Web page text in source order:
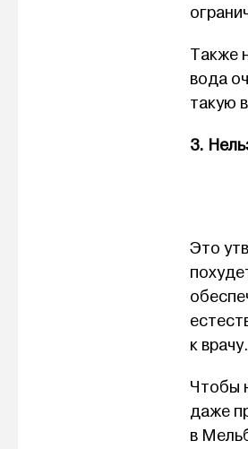
Также
вода
такую
3.
Это
к врачу.
Чтобы
даже
в